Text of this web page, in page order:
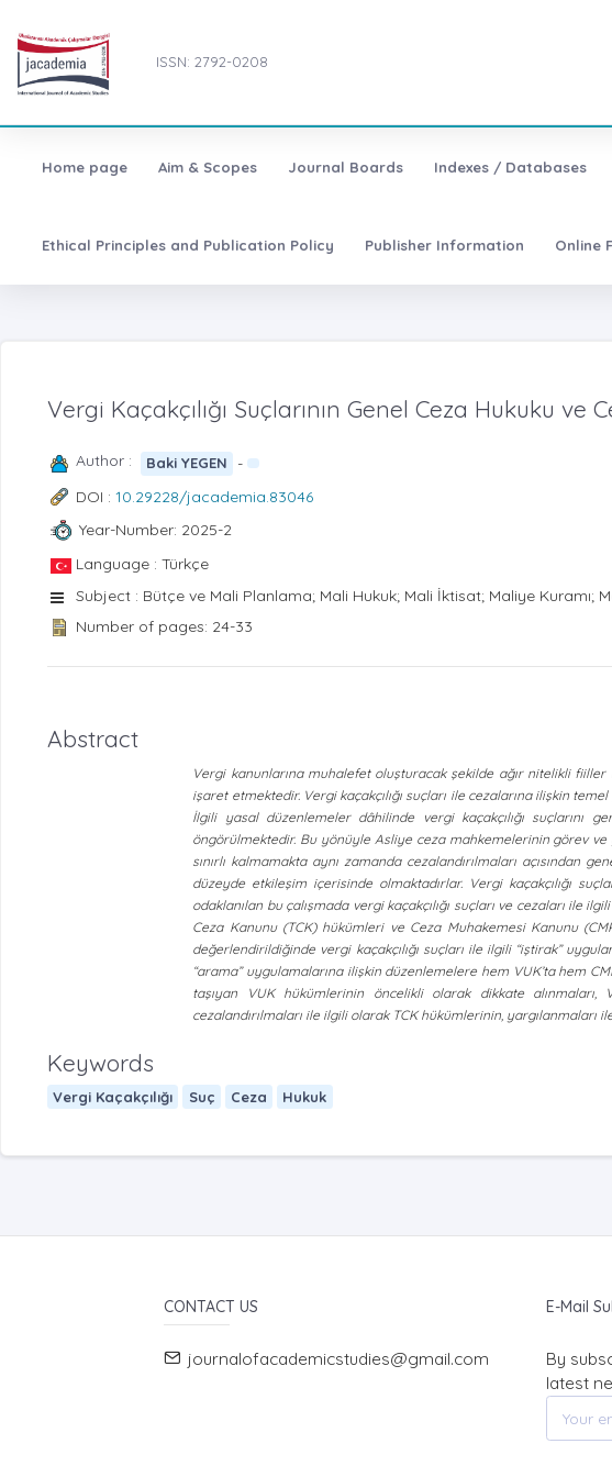
ISSN: 2792-0208
Home page Aim & Scopes Journal Boards Indexes / Databases
Ethical Principles and Publication Policy Publisher Information Online
Vergi Kaçakçılığı Suçlarının Genel Ceza Hukuku ve
Author : Baki YEGEN
-
DOI : 10.29228/jacademia.83046
Year-Number: 2025-2
Language : Türkçe
Subject : Bütçe ve Mali Planlama; Mali Hukuk; Mali İktisat; Maliye Kuramı;
Number of pages: 24-33
Abstract
Vergi kanunlarına muhalefet oluşturacak şekilde ağır nitelikli fiiller
işaret etmektedir. Vergi kaçakçılığı suçları ile cezalarına ilişkin
İlgili yasal düzenlemeler dâhilinde vergi kaçakçılığı suçlarını
öngörülmektedir. Bu yönüyle Asliye ceza mahkemelerinin görev ve
sınırlı kalmamakta aynı zamanda cezalandırılmaları açısından
düzeyde etkileşim içerisinde olmaktadırlar. Vergi kaçakçılığı
odaklanılan bu çalışmada vergi kaçakçılığı suçları ve cezaları ile
Ceza Kanunu (TCK) hükümleri ve Ceza Muhakemesi Kanunu
değerlendirildiğinde vergi kaçakçılığı suçları ile ilgili “iştirak”
“arama” uygulamalarına ilişkin düzenlemelere hem VUK’ta hem
taşıyan VUK hükümlerinin öncelikli olarak dikkate alınmaları,
cezalandırılmaları ile ilgili olarak TCK hükümlerinin, yargılanmaları
Keywords
Vergi Kaçakçılığı Suç Ceza Hukuk
CONTACT US
journalofacademicstudies@gmail.com
E-Mail
By
latest